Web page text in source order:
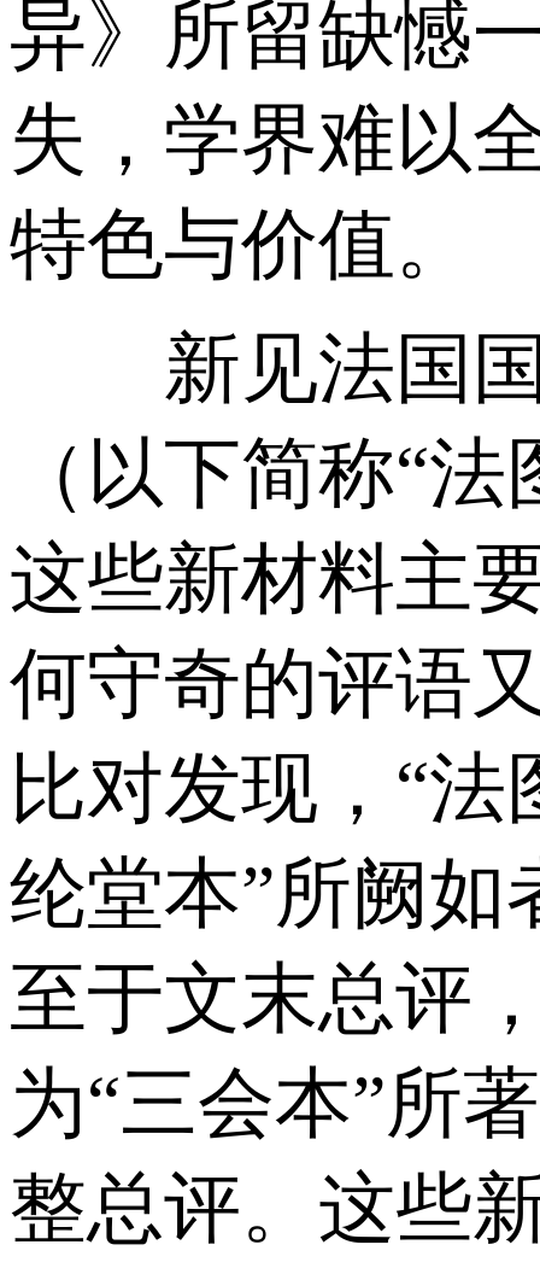
异》所留缺憾
失，学界难以
特色与价值。
新见法国国
（以下简称“
这些新材料主
何守奇的评语
比对发现，“
纶堂本”所阙
至于文末总评
为“三会本”所
整总评。这些